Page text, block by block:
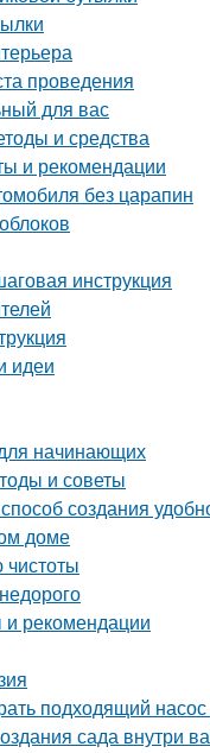
проведения
для вас
и средства
и рекомендации
без царапин
инструкция
идеи
начинающих
и советы
создания
доме
и рекомендации
подходящий
сада внутри